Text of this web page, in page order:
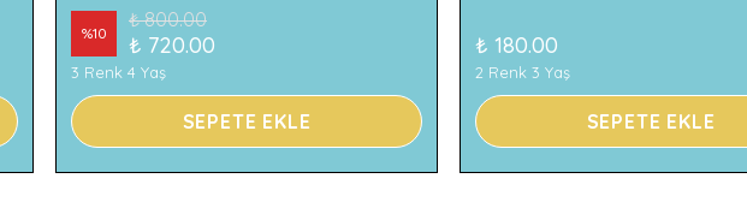
%10
₺ 800.00
₺ 720.00
3 Renk 4 Yaş
SEPETE EKLE
₺ 180.00
2 Renk 3 Yaş
SEPETE EKLE